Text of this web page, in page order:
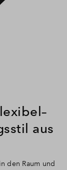
aus
den Raum und